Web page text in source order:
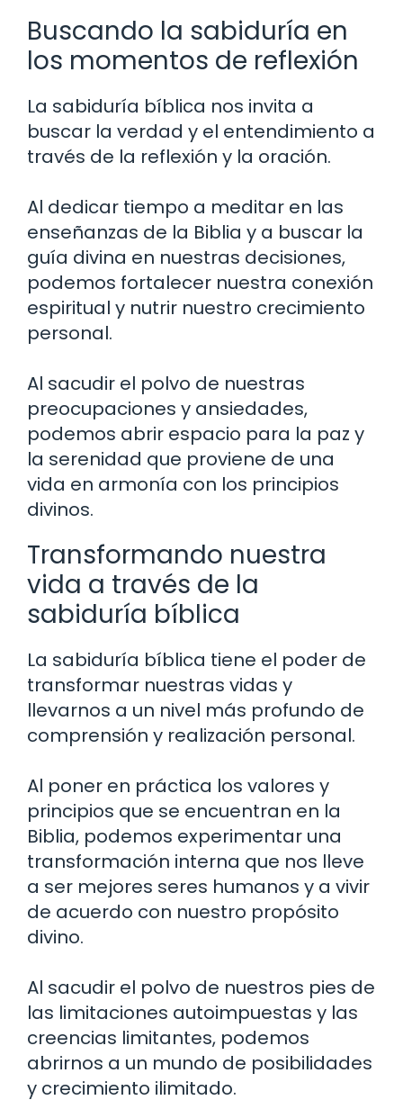
Buscando la sabiduría en
los momentos de reflexión
La sabiduría bíblica nos invita a
buscar la verdad y el entendimiento a
través de la reflexión y la oración.
Al dedicar tiempo a meditar en las
enseñanzas de la Biblia y a buscar la
guía divina en nuestras decisiones,
podemos fortalecer nuestra conexión
espiritual y nutrir nuestro crecimiento
personal.
Al sacudir el polvo de nuestras
preocupaciones y ansiedades,
podemos abrir espacio para la paz y
la serenidad que proviene de una
vida en armonía con los principios
divinos.
Transformando nuestra
vida a través de la
sabiduría bíblica
La sabiduría bíblica tiene el poder de
transformar nuestras vidas y
llevarnos a un nivel más profundo de
comprensión y realización personal.
Al poner en práctica los valores y
principios que se encuentran en la
Biblia, podemos experimentar una
transformación interna que nos lleve
a ser mejores seres humanos y a vivir
de acuerdo con nuestro propósito
divino.
Al sacudir el polvo de nuestros pies de
las limitaciones autoimpuestas y las
creencias limitantes, podemos
abrirnos a un mundo de posibilidades
y crecimiento ilimitado.